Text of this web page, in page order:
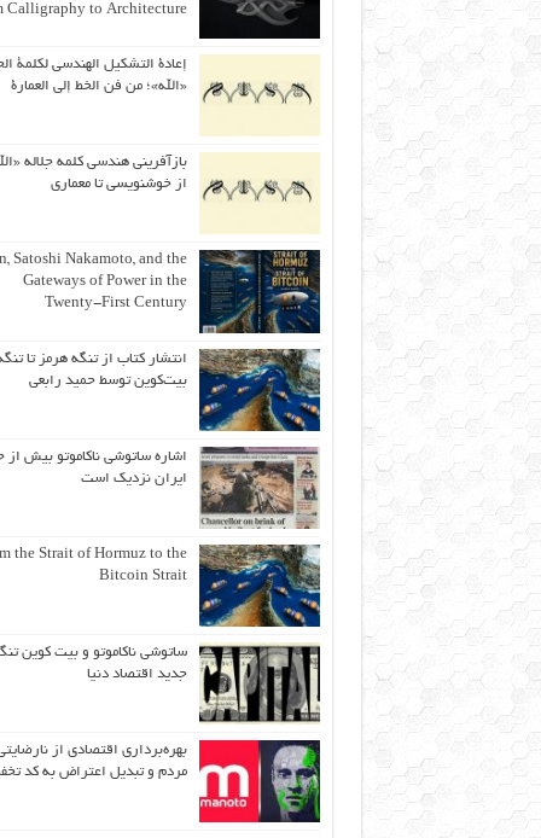
Calligraphy to Architecture
إعادة التشكيل الهندسي لكلمة
«الله»؛ من فن الخط إلى العمارة
بازآفرینی هندسی کلمه جلاله
از خوشنویسی تا معماری
Satoshi Nakamoto, and the
Gateways of Power in the
Twenty-First Century
انتشار کتاب از تنگه هرمز تا
بیت‌کوین توسط حمید رابعی
اشاره ساتوشی ناکاموتو بیش از
ایران نزدیک است
the Strait of Hormuz to the
Bitcoin Strait
ساتوشی ناکاموتو و بیت کوین
جدید اقتصاد دنیا
بهره‌برداری اقتصادی از
مردم و تبدیل اعتراض به کد